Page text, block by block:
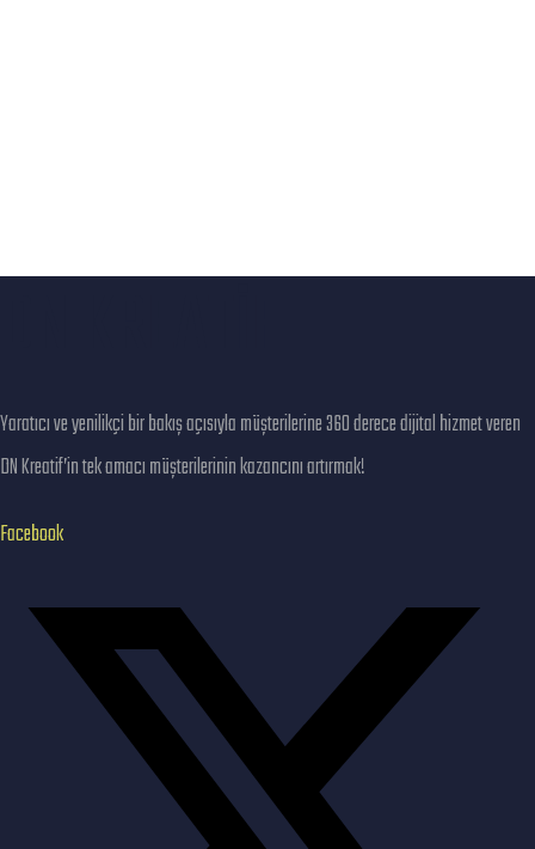
CANTÜRK GAYRIMENKUL
Yaratıcı ve yenilikçi bir bakış açısıyla müşterilerine 360 derece dijital hizmet veren
DN Kreatif’in tek amacı müşterilerinin kazancını artırmak!
Facebook